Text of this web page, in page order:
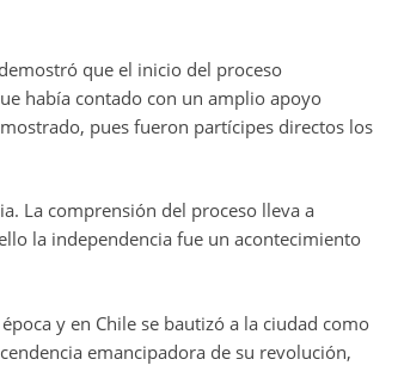
que el inicio del proceso
había contado con un amplio apoyo
pues fueron partícipes directos los
La comprensión del proceso lleva a
la independencia fue un acontecimiento
y en Chile se bautizó a la ciudad como
emancipadora de su revolución,